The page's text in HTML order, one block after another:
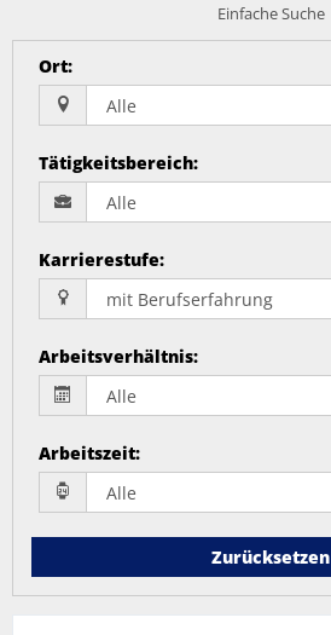
Einfache Suche
Ort:
Tätigkeitsbereich:
Karrierestufe:
Arbeitsverhältnis:
Arbeitszeit:
Zurücksetzen